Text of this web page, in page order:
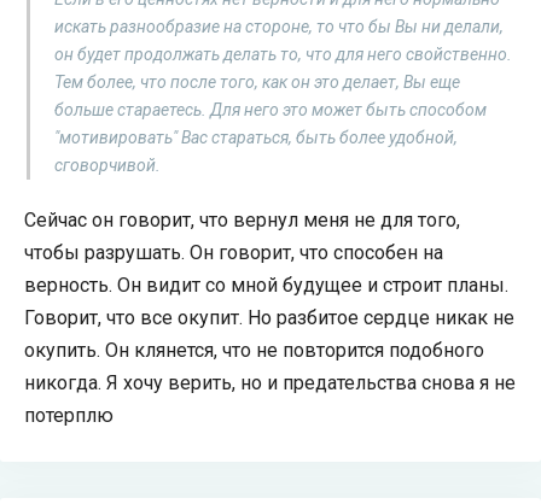
искать разнообразие на стороне, то что бы Вы ни делали,
он будет продолжать делать то, что для него свойственно.
Тем более, что после того, как он это делает, Вы еще
больше стараетесь. Для него это может быть способом
"мотивировать" Вас стараться, быть более удобной,
сговорчивой.
Сейчас он говорит, что вернул меня не для того,
чтобы разрушать. Он говорит, что способен на
верность. Он видит со мной будущее и строит планы.
Говорит, что все окупит. Но разбитое сердце никак не
окупить. Он клянется, что не повторится подобного
никогда. Я хочу верить, но и предательства снова я не
потерплю